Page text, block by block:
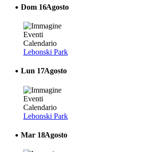
Dom 16Agosto
Lebonski Park
Lun 17Agosto
Lebonski Park
Mar 18Agosto